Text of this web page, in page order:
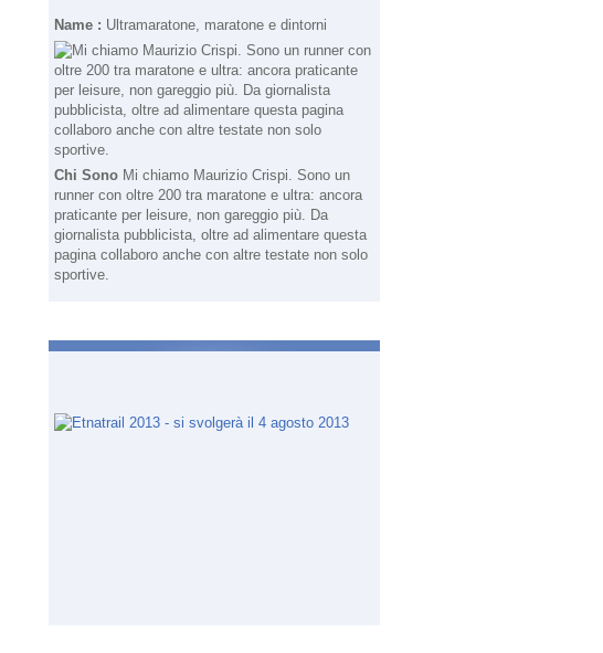
Name : Ultramaratone, maratone e dintorni
Chi Sono Mi chiamo Maurizio Crispi. Sono un
runner con oltre 200 tra maratone e ultra: ancora
praticante per leisure, non gareggio più. Da
giornalista pubblicista, oltre ad alimentare questa
pagina collaboro anche con altre testate non solo
sportive.